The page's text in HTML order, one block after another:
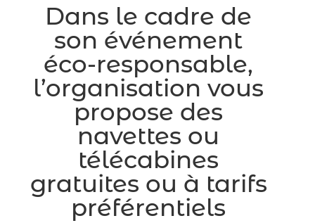
Dans le cadre de
son événement
éco-responsable,
l’organisation vous
propose des
navettes ou
télécabines
gratuites ou à tarifs
préférentiels